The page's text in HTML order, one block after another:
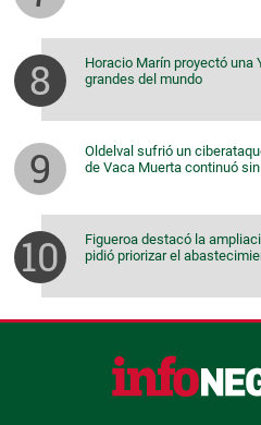
Horacio Marín proyectó una
grandes del mundo
Oldelval sufrió un
de Vaca Muerta continuó
Figueroa destacó la
pidió priorizar el